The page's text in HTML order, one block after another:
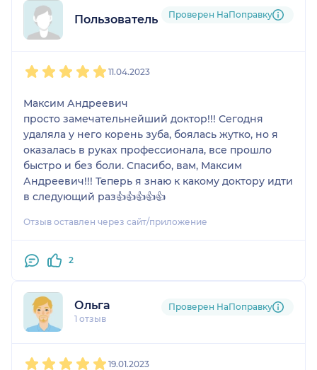
Пользователь НаПоправку
Проверен НаПоправку
11.04.2023
Максим Андреевич
просто замечательнейший доктор!!! Сегодня
удаляла у него корень зуба, боялась жутко, но я
оказалась в руках профессионала, все прошло
быстро и без боли. Спасибо, вам, Максим
Андреевич!!! Теперь я знаю к какому доктору идти
в следующий раз👍👍👍👍👍
Отзыв оставлен через сайт/приложение
2
Ольга
1 отзыв
Проверен НаПоправку
19.01.2023